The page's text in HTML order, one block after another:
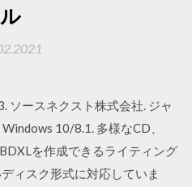
ル
ースネクスト株式会社. ジャ
10/8.1. 多様なCD、
を作成できるライティング
ィスク形式に対応していま